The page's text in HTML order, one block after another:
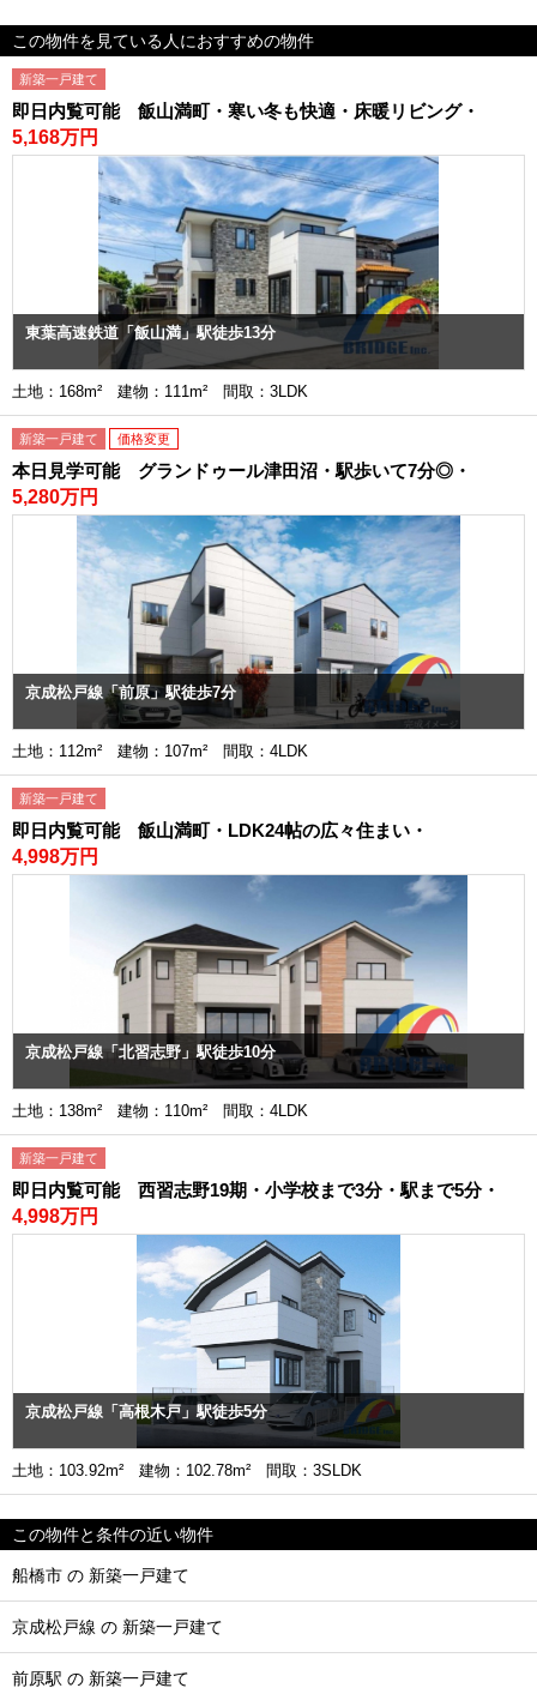
この物件を見ている人におすすめの物件
新築一戸建て
即日内覧可能 飯山満町・寒い冬も快適・床暖リビング・
5,168万円
東葉高速鉄道「飯山満」駅徒歩13分
土地：168m² 建物：111m² 間取：3LDK
新築一戸建て 価格変更
本日見学可能 グランドゥール津田沼・駅歩いて7分◎・
5,280万円
京成松戸線「前原」駅徒歩7分
土地：112m² 建物：107m² 間取：4LDK
新築一戸建て
即日内覧可能 飯山満町・LDK24帖の広々住まい・
4,998万円
京成松戸線「北習志野」駅徒歩10分
土地：138m² 建物：110m² 間取：4LDK
新築一戸建て
即日内覧可能 西習志野19期・小学校まで3分・駅まで5分・
4,998万円
京成松戸線「高根木戸」駅徒歩5分
土地：103.92m² 建物：102.78m² 間取：3SLDK
この物件と条件の近い物件
船橋市 の 新築一戸建て
京成松戸線 の 新築一戸建て
前原駅 の 新築一戸建て